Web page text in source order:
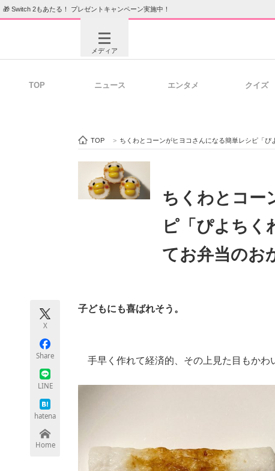
🎁 Switch 2もあたる！ プレゼントキャンペーン実施中！
メディア
ビジネスと働き方のヒント
ITエンジニア向け専門サイト 企業向けIT製
TOP ニュース エンタメ クイズ
TOP > ちくわとコーンがヒヨコさんになる簡単レシピ「
ちくわとコー
ピ「ぴよち
てお弁当のお
X
Share
LINE
hatena
Home
子どもにも喜ばれそう。
手早く作れて経済的、その上見た目もかわ